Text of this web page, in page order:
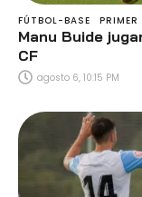
FÚTBOL-BASE PRIMER
Manu Buide
CF
agosto 6, 10:15 PM